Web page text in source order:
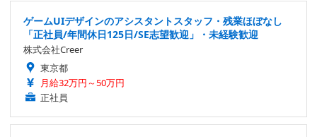
ゲームUIデザインのアシスタントスタッフ・残業ほぼなし
「正社員/年間休日125日/SE志望歓迎」・未経験歓迎
株式会社Creer
東京都
月給32万円～50万円
正社員